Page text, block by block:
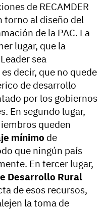
de RECAMDER
torno al diseño del
de la PAC. La
lugar, que la
sea
es decir, que no quede
de desarrollo
por los gobiernos
En segundo lugar,
queden
mínimo de
que ningún país
En tercer lugar,
Desarrollo Rural
de esos recursos,
la toma de